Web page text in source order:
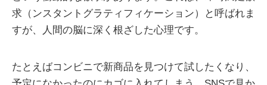
求（ンスタントグラティフィケーション）と呼ばれま
すが、人間の脳に深く根ざした心理です。
たとえばコンビニで新商品を見つけて試したくなり、